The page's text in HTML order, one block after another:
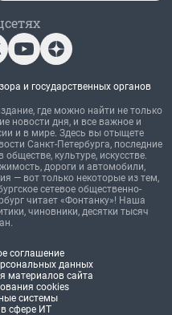
и государственных органов
где можно найти не только
новости дня, и все важное и
и в мире. Здесь вы отыщете
Санкт-Петербурга, последние
культуре, искусстве.
дороги и автомобили,
— вот только некоторые из тем,
сетевое общественно-
читает «Фонтанку»! Наша
чиновники, десятки тысяч
соглашение
данных
материалов сайта
cookies
системы
сфере ИТ